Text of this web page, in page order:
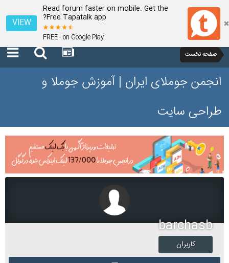
Read forum faster on mobile. Get the
Free Tapatalk app?
FREE - on Google Play
VIEW
صفحه نخست
انجمن جوملای ایران | آموزش جوملا و
طراحی سایت
barchasb
کاربران